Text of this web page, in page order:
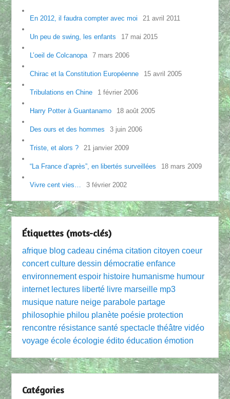
En 2012, il faudra compter avec moi 21 avril 2011
Un peu de swing, les enfants 17 mai 2015
L’oeil de Colcanopa 7 mars 2006
Chirac et la Constitution Européenne 15 avril 2005
Tribulations en Chine 1 février 2006
Harry Potter à Guantanamo 18 août 2005
Des ours et des hommes 3 juin 2006
Triste, et alors ? 21 janvier 2009
“La France d’après”, en libertés surveillées 18 mars 2009
Vivre cent vies… 3 février 2002
Étiquettes (mots-clés)
afrique blog cadeau cinéma citation citoyen coeur
concert culture dessin démocratie enfance
environnement espoir histoire humanisme humour
internet lectures liberté livre marseille mp3
musique nature neige parabole partage
philosophie philou planète poésie protection
rencontre résistance santé spectacle théâtre vidéo
voyage école écologie édito éducation émotion
Catégories